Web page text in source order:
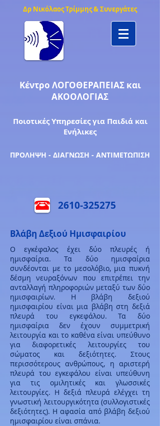
Δρ Νικόλαος Τρίμμης & Συνεργάτες
Κέντρο ΛΟΓΟΘΕΡΑΠΕΙΑΣ και
ΑΚΟΟΛΟΓΙΑΣ
Ποιοτικές Υπηρεσίες για Παιδιά και
Ενήλικες
ΠΡΟΛΗΨΗ - ΔΙΑΓΝΩΣΗ - ΑΝΤΙΜΕΤΩΠΙΣΗ
2610-325275
Βλάβη Δεξιού Ημισφαιρίου
Ο εγκέφαλος έχει δύο πλευρές ή
ημισφαίρια. Τα δύο ημισφαίρια
συνδέονται με το μεσολόβιο, μια πυκνή
δέσμη νευραξόνων που επιτρέπει την
ανταλλαγή πληροφοριών μεταξύ των δύο
ημισφαιρίων. Η βλάβη δεξιού
ημισφαιρίου είναι μια βλάβη στη δεξιά
πλευρά του εγκεφάλου. Τα δύο
ημισφαίρια δεν έχουν συμμετρική
λειτουργία και το καθένα είναι υπεύθυνο
για διαφορετικές λειτουργίες του
σώματος και δεξιότητες. Στους
περισσότερους ανθρώπους, η αριστερή
πλευρά του εγκεφάλου είναι υπεύθυνη
για τις ομιλητικές και γλωσσικές
λειτουργίες. Η δεξιά πλευρά ελέγχει τη
γνωστική λειτουργικότητα (συλλογιστικές
δεξιότητες). Η αφασία από βλάβη δεξιού
ημισφαιρίου είναι σπάνια.